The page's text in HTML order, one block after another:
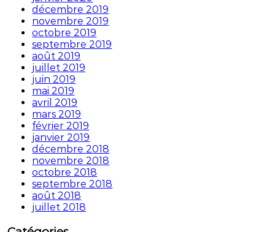
décembre 2019
novembre 2019
octobre 2019
septembre 2019
août 2019
juillet 2019
juin 2019
mai 2019
avril 2019
mars 2019
février 2019
janvier 2019
décembre 2018
novembre 2018
octobre 2018
septembre 2018
août 2018
juillet 2018